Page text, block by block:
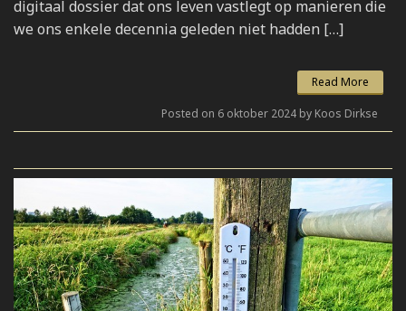
digitaal dossier dat ons leven vastlegt op manieren die
we ons enkele decennia geleden niet hadden […]
Read More
Posted on 6 oktober 2024 by Koos Dirkse